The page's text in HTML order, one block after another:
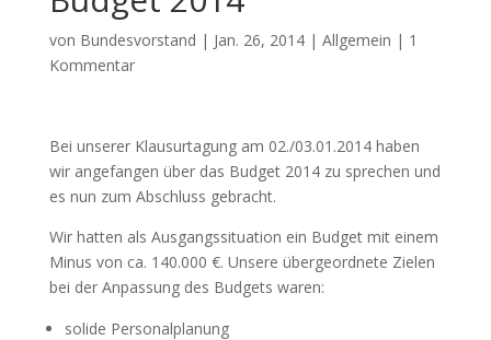
von Bundesvorstand | Jan. 26, 2014| Allgemein | 1
Kommentar
Bei unserer Klausurtagung am 02./03.01.2014 haben
wir angefangen über das Budget 2014 zu sprechen und
es nun zum Abschluss gebracht.
Wir hatten als Ausgangssituation ein Budget mit einem
Minus von ca. 140.000 €. Unsere übergeordnete Zielen
bei der Anpassung des Budgets waren:
solide Personalplanung